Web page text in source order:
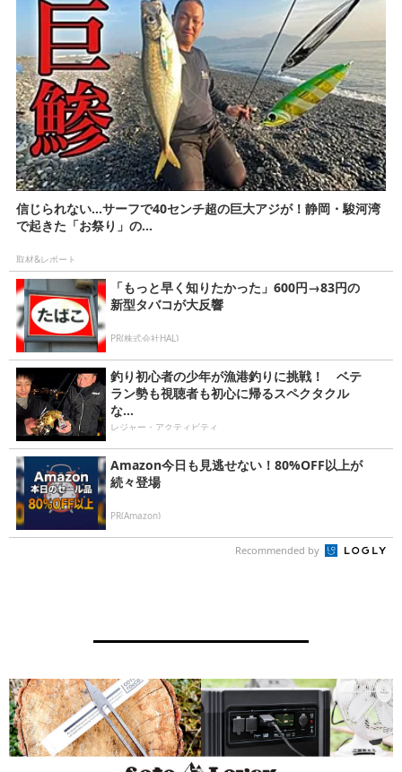
信じられない…サーフで40センチ超の巨大アジが！静岡・駿河湾
で起きた「お祭り」の...
取材&レポート
「もっと早く知りたかった」600円→83円の
新型タバコが大反響
PR(株式会社HAL)
釣り初心者の少年が漁港釣りに挑戦！ ベテ
ラン勢も視聴者も初心に帰るスペクタクル
な...
レジャー・アクティビティ
Amazon今日も見逃せない！80%OFF以上が
続々登場
PR(Amazon)
Recommended by